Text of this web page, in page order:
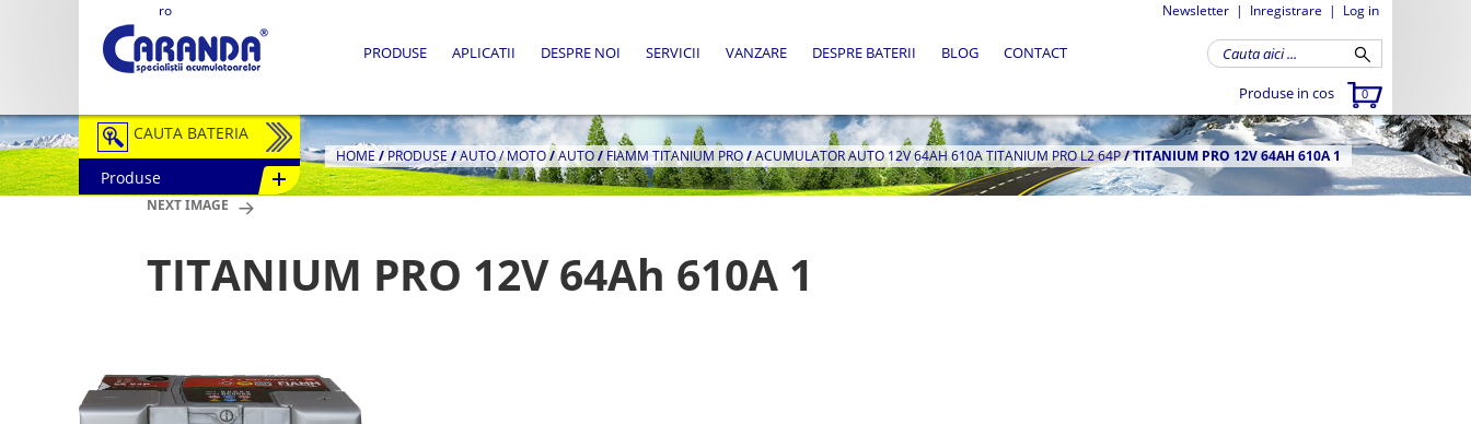
ro Newsletter | Inregistrare | Log in
Produse in cos 0
PRODUSE APLICATII DESPRE NOI SERVICII VANZARE DESPRE BATERII BLOG CONTACT
CAUTA BATERIA
Auto / Moto
Semitractiune
Accesorii Baterii
Produse
HOME/PRODUSE /AUTO / MOTO/AUTO/FIAMM TITANIUM PRO/ACUMULATOR AUTO 12V 64AH 610A TITANIUM PRO L2 64P/TITANIUM PRO 12V 64AH 610A 1
NEXT IMAGE
TITANIUM PRO 12V 64Ah 610A 1